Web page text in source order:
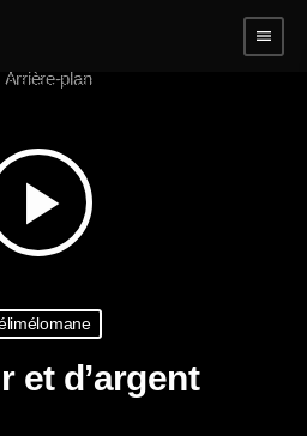
menu
play_arrow
et d’argent